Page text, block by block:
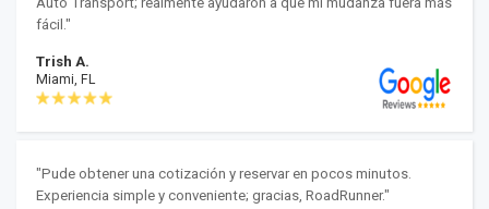
fácil."
Trish A.
Miami, FL
"Pude obtener una cotización y reservar en pocos minutos.
Experiencia simple y conveniente; gracias, RoadRunner."